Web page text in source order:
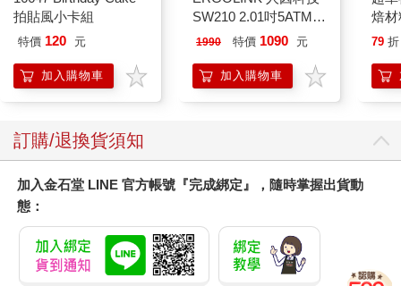
拍貼風小卡組
特價 120 元
加入購物車
SW210 2.01吋5ATM游
泳心率血氧藍牙通話腕
1990 特價 1090 元
加入購物車
焙
愛
79 折
訂購/退換貨須知
加入金石堂 LINE 官方帳號『完成綁定』，隨時掌握出貨動
態：